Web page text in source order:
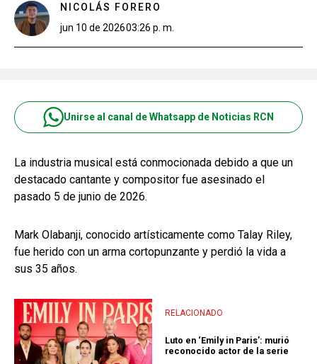
NICOLÁS FORERO
jun 10 de 202603:26 p. m.
Unirse al canal de Whatsapp de Noticias RCN
La industria musical está conmocionada debido a que un
destacado cantante y compositor fue asesinado el
pasado 5 de junio de 2026.
Mark Olabanji, conocido artísticamente como Talay Riley,
fue herido con un arma cortopunzante y perdió la vida a
sus 35 años.
RELACIONADO
Luto en ‘Emily in Paris’: murió
reconocido actor de la serie